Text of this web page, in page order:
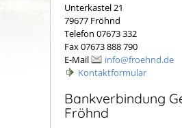
Unterkastel 21
79677 Fröhnd
Telefon 07673 332
Fax 07673 888 790
E-Mail
info@froehnd.de
Kontaktformular
Bankverbindung
Fröhnd